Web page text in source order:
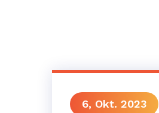
6, Okt. 2023